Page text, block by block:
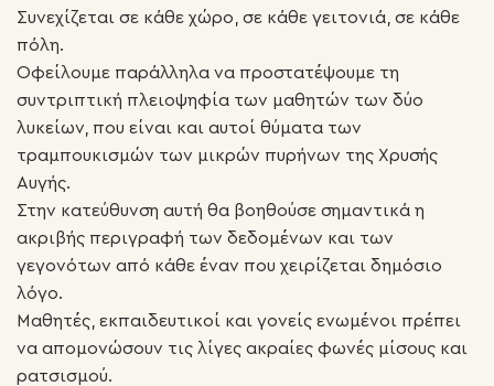
Συνεχίζεται σε κάθε χώρο, σε κάθε γειτονιά, σε κάθε
πόλη.
Οφείλουμε παράλληλα να προστατέψουμε τη
συντριπτική πλειοψηφία των μαθητών των δύο
λυκείων, που είναι και αυτοί θύματα των
τραμπουκισμών των μικρών πυρήνων της Χρυσής
Αυγής.
Στην κατεύθυνση αυτή θα βοηθούσε σημαντικά η
ακριβής περιγραφή των δεδομένων και των
γεγονότων από κάθε έναν που χειρίζεται δημόσιο
λόγο.
Μαθητές, εκπαιδευτικοί και γονείς ενωμένοι πρέπει
να απομονώσουν τις λίγες ακραίες φωνές μίσους και
ρατσισμού.